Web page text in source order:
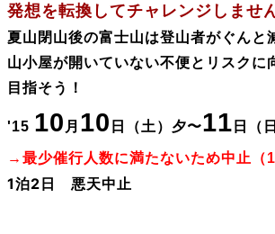
発想を転換 してチャレンジしませ
夏山閉山後の富士山は登山者がぐんと
山小屋が開いていない不便とリスクに
目指そう！
'15 10 月 10 日（土）夕〜11 日（
→最少催行人数に満たないため中止（
1泊2日 悪天中止